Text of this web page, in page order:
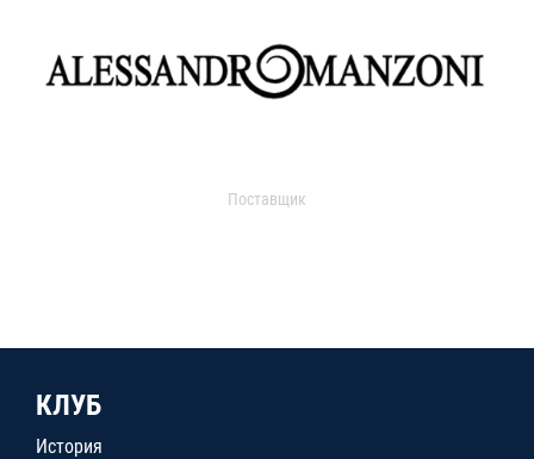
Поставщик
КЛУБ
История